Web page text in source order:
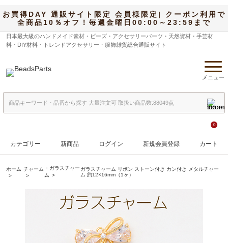
お買得DAY 通販サイト限定 会員様限定| クーポン利用で
全商品10％オフ！毎週金曜日00:00～23:59まで
日本最大級のハンドメイド素材・ビーズ・アクセサリーパーツ・天然資材・手芸材
料・DIY材料・トレンドアクセサリー・服飾雑貨総合通販サイト
メニュー
カテゴリー 新商品 ログイン 新規会員登録
0
カート
ホーム チャーム ・ガラスチャー
ム
ガラスチャーム リボン ストーン付き カン付き メタルチャー
ム 約12×16mm（1ヶ）